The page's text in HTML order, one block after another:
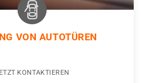
VON AUTOTÜREN
KONTAKTIEREN